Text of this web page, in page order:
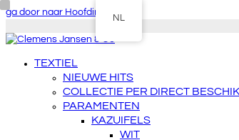
ga door naar Hoofdinhoud
TEXTIEL
NIEUWE HITS
COLLECTIE PER DIRECT
PARAMENTEN
KAZUIFELS
WIT
NL